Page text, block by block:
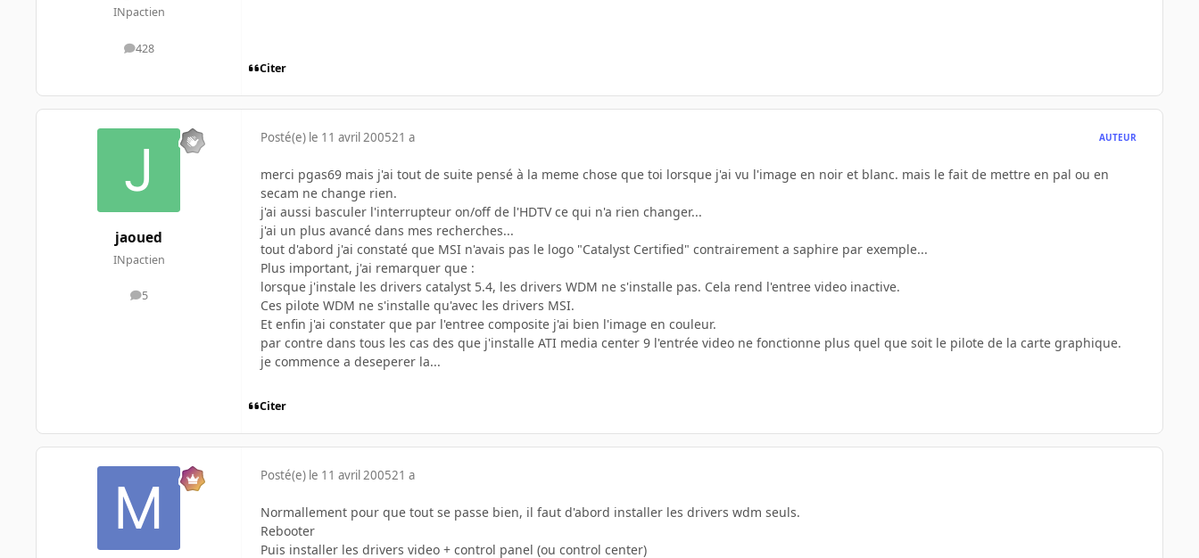
INpactien
428
messages
Citer
jaoued
INpactien
5
messages
Posté(e) le 11 avril 200521 a AUTEUR
merci pgas69 mais j'ai tout de suite pensé à la meme chose que toi lorsque j'ai vu l'image en noir et blanc. mais le fait de mettre en pal ou en
secam ne change rien.
j'ai aussi basculer l'interrupteur on/off de l'HDTV ce qui n'a rien changer...
j'ai un plus avancé dans mes recherches...
tout d'abord j'ai constaté que MSI n'avais pas le logo "Catalyst Certified" contrairement a saphire par exemple...
Plus important, j'ai remarquer que :
lorsque j'instale les drivers catalyst 5.4, les drivers WDM ne s'installe pas. Cela rend l'entree video inactive.
Ces pilote WDM ne s'installe qu'avec les drivers MSI.
Et enfin j'ai constater que par l'entree composite j'ai bien l'image en couleur.
par contre dans tous les cas des que j'installe ATI media center 9 l'entrée video ne fonctionne plus quel que soit le pilote de la carte graphique.
je commence a deseperer la...
Citer
Posté(e) le 11 avril 200521 a
Normallement pour que tout se passe bien, il faut d'abord installer les drivers wdm seuls.
Rebooter
Puis installer les drivers video + control panel (ou control center)